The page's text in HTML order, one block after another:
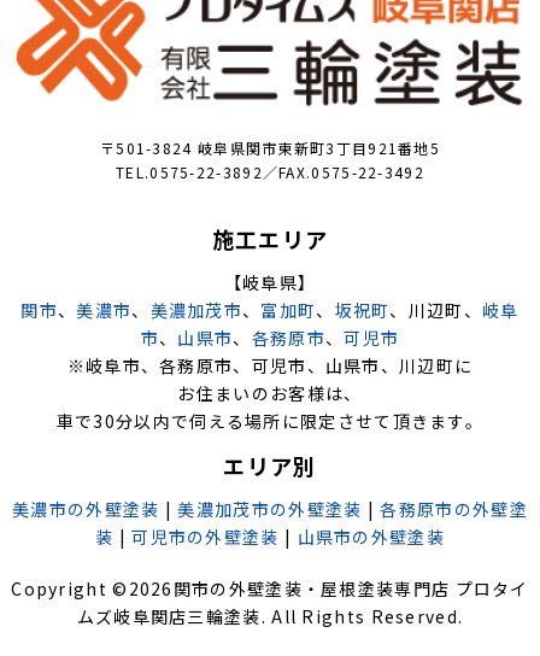
〒501-3824 岐阜県関市東新町3丁目921番地5
TEL.0575-22-3892／FAX.0575-22-3492
施工エリア
【岐阜県】
関市、美濃市、 美濃加茂市、 富加町、 坂祝町、川辺町、 岐阜
市、 山県市、 各務原市、可児市
※岐阜市、各務原市、可児市、山県市、川辺町に
お住まいのお客様は、
車で30分以内で伺える場所に限定させて頂きます。
エリア別
美濃市の外壁塗装 |美濃加茂市の外壁塗装 |各務原市の外壁塗
装 |可児市の外壁塗装 | 山県市の外壁塗装
Copyright © 2026 関市の外壁塗装・屋根塗装専門店 プロタイ
ムズ岐阜関店三輪塗装. All Rights Reserved.